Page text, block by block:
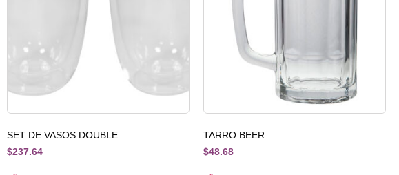
SET DE VASOS DOUBLE
$237.64
TARRO BEER
$48.68